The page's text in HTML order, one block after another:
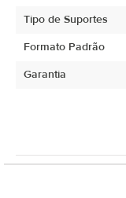
Tipo de Suportes
Formato Padrão
Garantia